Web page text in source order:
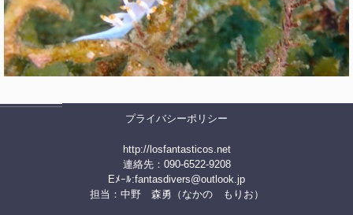
プライバシーポリシー
http://losfantasticos.net
連絡先：090-6522-9208
Eﾒｰﾙ:fantasdivers@outlook.jp
担当：中野 森勇（なかの もりお）